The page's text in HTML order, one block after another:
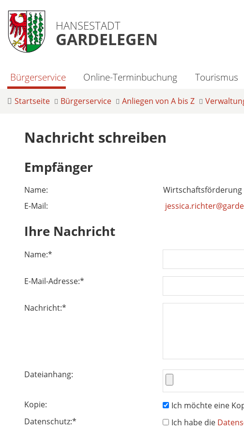
HANSESTADT
GARDELEGEN
Bürgerservice Online-Terminbuchung Tourismus
Startseite Bürgerservice Anliegen von A bis Z
Nachricht schreiben
Empfänger
Name:
Wirtschaftsförderung
E-Mail:
Ihre Nachricht
Name:*
E-Mail-Adresse:*
Nachricht:*
Dateianhang:
Kopie:
Ich möchte eine
Datenschutz:* Ich habe die